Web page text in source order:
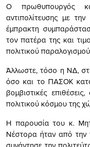
Ο πρωθυπουργός
αντιπολίτευσης με
έμπρακτη
τον πατέρα της και
πολιτικού
Άλλωστε, τόσο η ΝΔ,
όσο και το ΠΑΣΟΚ
βομβιστικές
πολιτικού κόσμου της
Η παρουσία του κ.
Νέστορα ήταν από την